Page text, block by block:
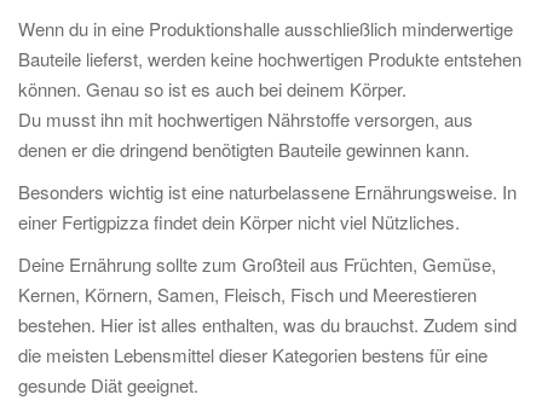
Wenn du in eine Produktionshalle ausschließlich minderwertige
Bauteile lieferst, werden keine hochwertigen Produkte entstehen
können. Genau so ist es auch bei deinem Körper.
Du musst ihn mit hochwertigen Nährstoffe versorgen, aus
denen er die dringend benötigten Bauteile gewinnen kann.
Besonders wichtig ist eine naturbelassene Ernährungsweise. In
einer Fertigpizza findet dein Körper nicht viel Nützliches.
Deine Ernährung sollte zum Großteil aus Früchten, Gemüse,
Kernen, Körnern, Samen, Fleisch, Fisch und Meerestieren
bestehen. Hier ist alles enthalten, was du brauchst. Zudem sind
die meisten Lebensmittel dieser Kategorien bestens für eine
gesunde Diät geeignet.